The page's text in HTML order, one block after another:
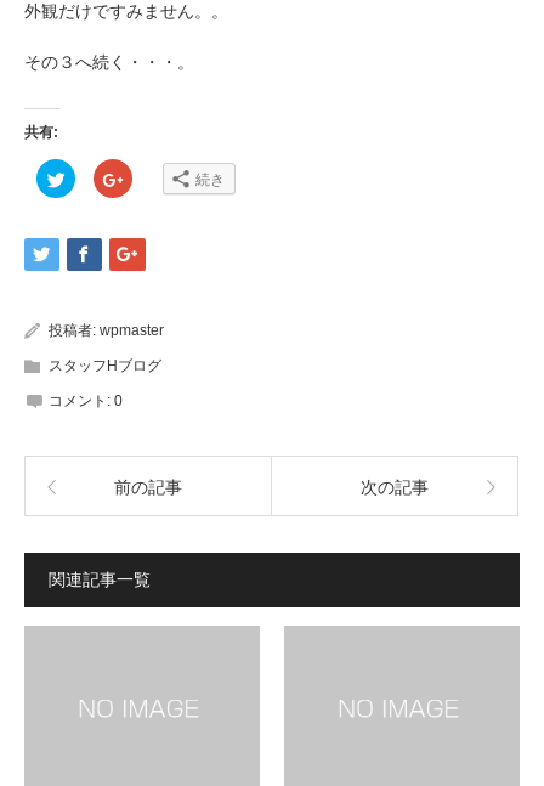
外観だけですみません。。
その３へ続く・・・。
共有:
ク
リ
て
Twitter
で
(新
し
ウ
ィ
ン
ド
開
ク
リ
て
Google+
で
し
ウ
ィ
開
ま
す)
続き
投稿者: wpmaster
スタッフHブログ
コメント: 0
前の記事 次の記事
関連記事一覧